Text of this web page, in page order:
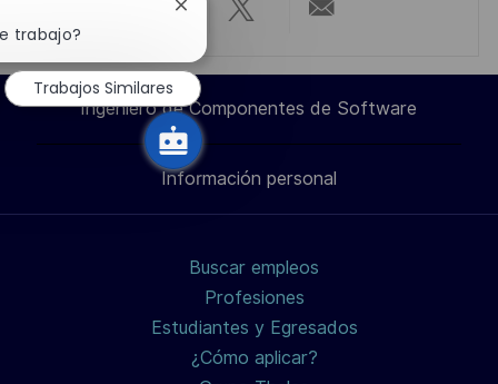
Compartir
a
través
Compartir
a
través
de
Compartir
a
través
de
/
X
por
correo
electrónico
Ingeniero de Componentes de Software
Información personal
Buscar empleos
Profesiones
Estudiantes y Egresados
¿Cómo aplicar?
trabajo?
Cerrar
de
chatbot
Trabajos Similares